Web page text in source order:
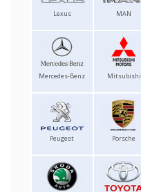
Lexus MAN
Mercedes-Benz Mitsubishi
Peugeot Porsche